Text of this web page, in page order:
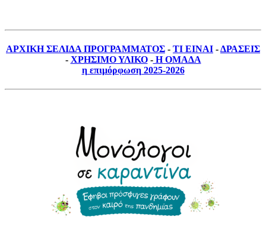
ΑΡΧΙΚΗ ΣΕΛΙΔΑ ΠΡΟΓΡΑΜΜΑΤΟΣ - ΤΙ ΕΙΝΑΙ -ΔΡΑΣΕΙΣ
- ΧΡΗΣΙΜΟ ΥΛΙΚΟ-Η ΟΜΑΔΑ
η επιμόρφωση 2025-2026